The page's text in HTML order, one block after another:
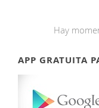
Hay
APP GRATUITA